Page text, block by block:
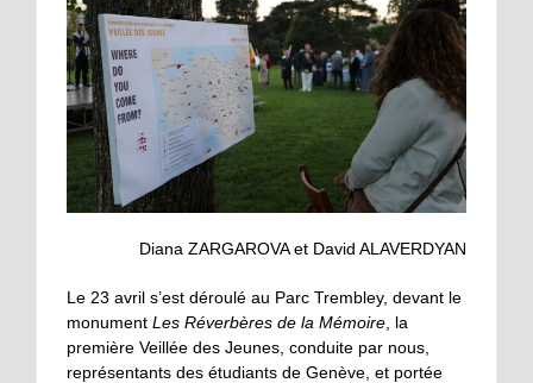
Diana ZARGAROVA et David ALAVERDYAN
Le 23 avril s’est déroulé au Parc Trembley, devant le
monument Les Réverbères de la Mémoire , la
première Veillée des Jeunes, conduite par nous,
représentants des étudiants de Genève, et portée